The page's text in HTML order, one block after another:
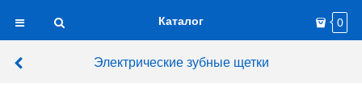
Каталог 0
Электрические зубные щетки